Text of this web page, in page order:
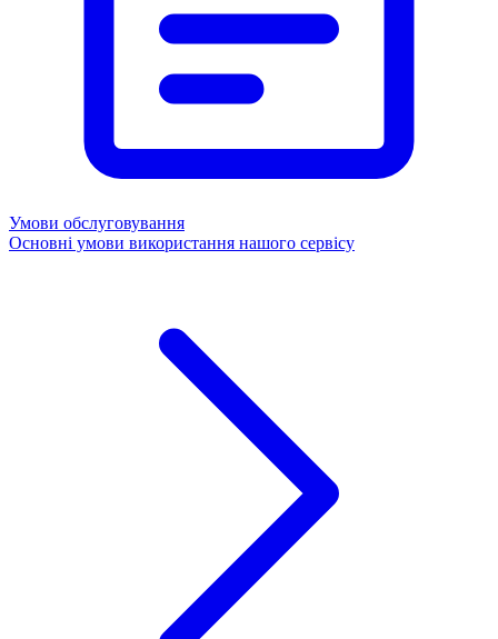
Умови обслуговування
Основні умови використання нашого сервісу